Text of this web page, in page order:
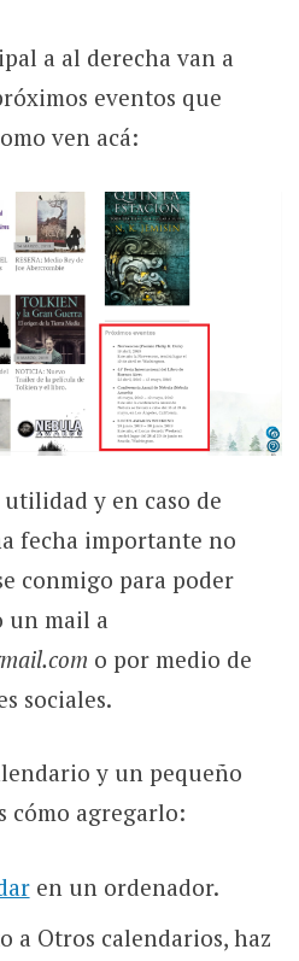
a al derecha van a
eventos que
ven acá:
utilidad y en caso de
fecha importante no
conmigo para poder
un mail a
o por medio de
sociales.
y un pequeño
agregarlo:
en un ordenador.
a Otros calendarios, haz